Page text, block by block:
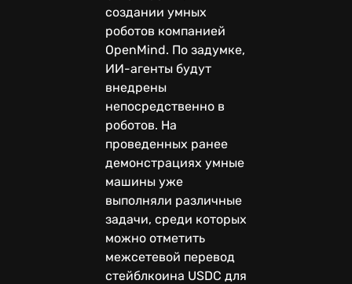
создании умных
роботов компанией
OpenMind. По задумке,
ИИ-агенты будут
внедрены
непосредственно в
роботов. На
проведенных ранее
демонстрациях умные
машины уже
выполняли различные
задачи, среди которых
можно отметить
межсетевой перевод
стейблкоина USDC для